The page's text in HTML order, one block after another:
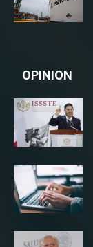
OPINION